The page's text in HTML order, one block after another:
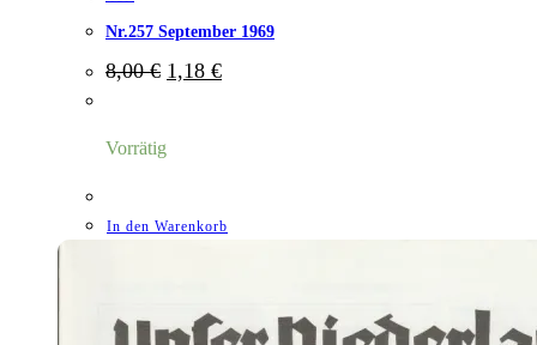
Nr.257 September 1969
8,00€ Ursprünglicher
Preis
1,18 €Aktueller
Vorrätig
In den Warenkorb